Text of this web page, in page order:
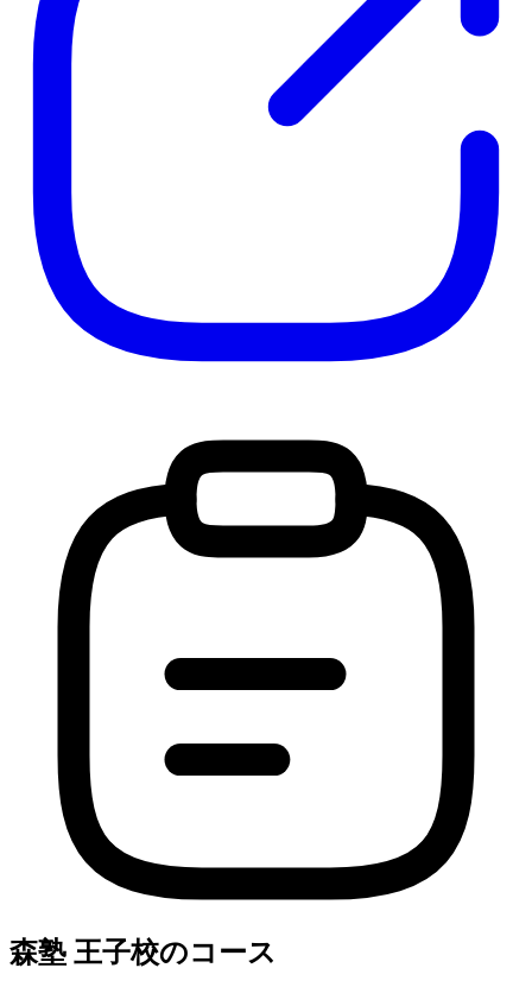
森塾 王子校のコース